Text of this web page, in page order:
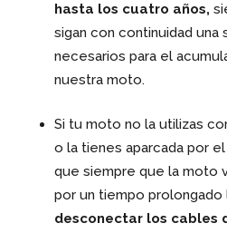
hasta los cuatro años,
sigan con continuidad una
necesarios para el
nuestra moto.
Si tu moto no la utilizas
o la tienes aparcada por
que siempre que la moto
por un tiempo
desconectar los cables